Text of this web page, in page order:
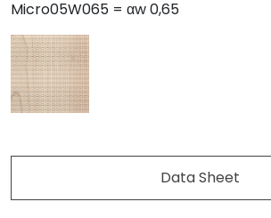
Micro05W065 = αw 0,65
Data Sheet